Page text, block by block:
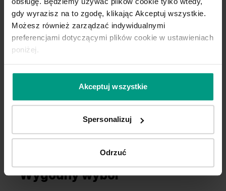
gdy wyrazisz na to zgodę, klikając Akceptuj wszystkie.
Możesz również zarządzać indywidualnymi
preferencjami dotyczącymi plików cookie w ustawieniach
poniżej.
Akceptuj wszystkie
Spersonalizuj
Odrzuć
Wygodny wybór